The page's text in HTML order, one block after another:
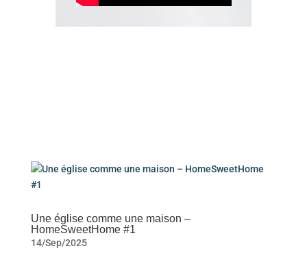
Une église comme une maison –
HomeSweetHome #1
14/Sep/2025